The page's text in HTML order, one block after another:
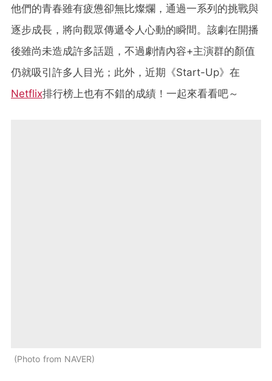
他們的青春雖有疲憊卻無比燦爛，通過一系列的挑戰與
逐步成長，將向觀眾傳遞令人心動的瞬間。該劇在開播
後雖尚未造成許多話題，不過劇情內容+主演群的顏值
仍就吸引許多人目光；此外，近期《Start-Up》在
Netflix排行榜上也有不錯的成績！一起來看看吧～
Photo from NAVER